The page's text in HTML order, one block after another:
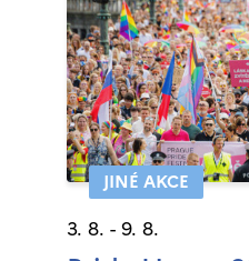
JINÉ AKCE
3. 8. - 9. 8.